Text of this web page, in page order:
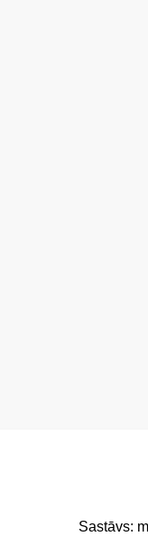
Sastāvs: